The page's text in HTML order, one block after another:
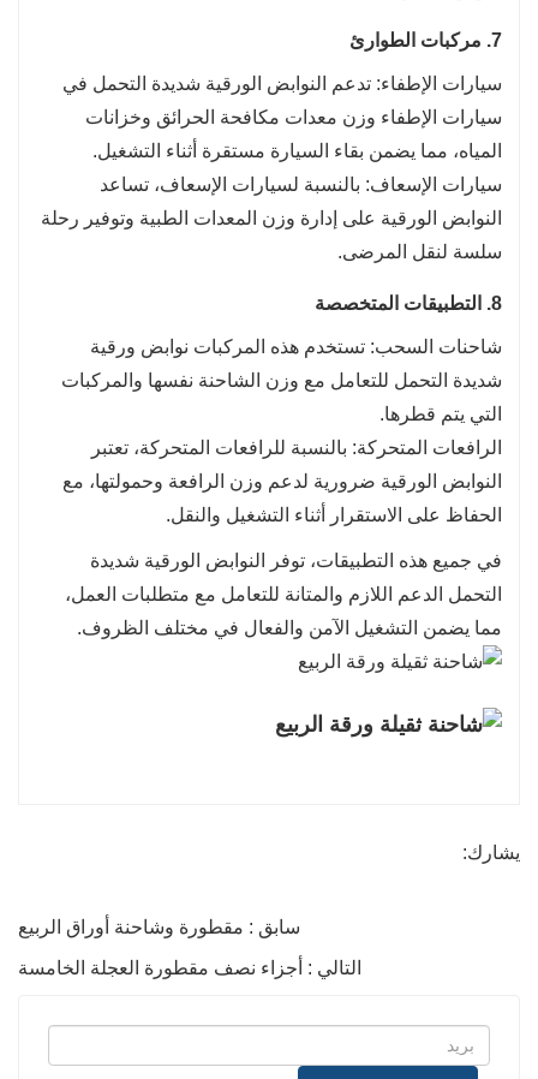
7. مركبات الطوارئ
سيارات الإطفاء: تدعم النوابض الورقية شديدة التحمل في
سيارات الإطفاء وزن معدات مكافحة الحرائق وخزانات
المياه، مما يضمن بقاء السيارة مستقرة أثناء التشغيل.
سيارات الإسعاف: بالنسبة لسيارات الإسعاف، تساعد
النوابض الورقية على إدارة وزن المعدات الطبية وتوفير رحلة
سلسة لنقل المرضى.
8. التطبيقات المتخصصة
شاحنات السحب: تستخدم هذه المركبات نوابض ورقية
شديدة التحمل للتعامل مع وزن الشاحنة نفسها والمركبات
التي يتم قطرها.
الرافعات المتحركة: بالنسبة للرافعات المتحركة، تعتبر
النوابض الورقية ضرورية لدعم وزن الرافعة وحمولتها، مع
الحفاظ على الاستقرار أثناء التشغيل والنقل.
في جميع هذه التطبيقات، توفر النوابض الورقية شديدة
التحمل الدعم اللازم والمتانة للتعامل مع متطلبات العمل،
مما يضمن التشغيل الآمن والفعال في مختلف الظروف.
يشارك:
سابق : مقطورة وشاحنة أوراق الربيع
التالي : أجزاء نصف مقطورة العجلة الخامسة